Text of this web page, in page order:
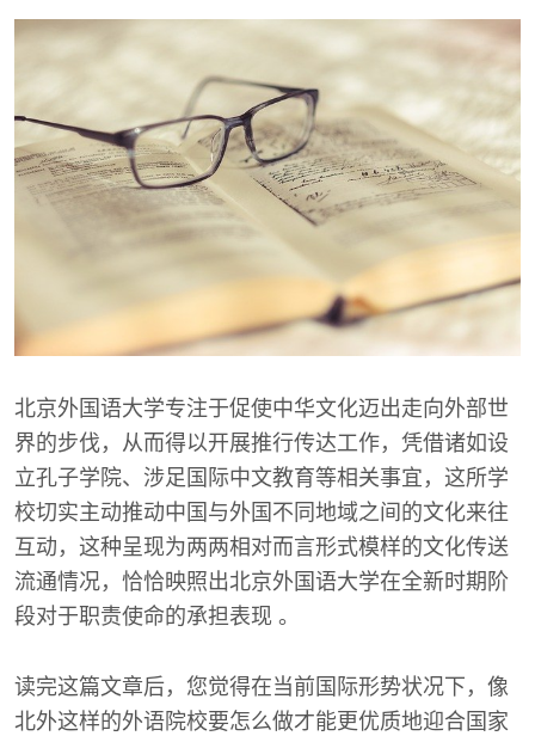
北京外国语大学专注于促使中华文化迈出走向外部世
界的步伐，从而得以开展推行传达工作，凭借诸如设
立孔子学院、涉足国际中文教育等相关事宜，这所学
校切实主动推动中国与外国不同地域之间的文化来往
互动，这种呈现为两两相对而言形式模样的文化传送
流通情况，恰恰映照出北京外国语大学在全新时期阶
段对于职责使命的承担表现 。
读完这篇文章后，您觉得在当前国际形势状况下，像
北外这样的外语院校要怎么做才能更优质地迎合国家